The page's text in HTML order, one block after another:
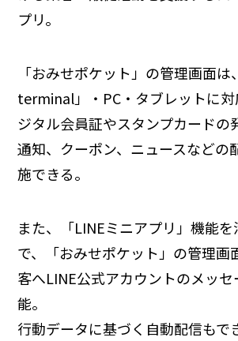
プリ。
「おみせポケット」の管理画面
terminal」・PC・タブレットに対
ジタル会員証やスタンプカードの
通知、クーポン、ニュースなどの
施できる。
また、「LINEミニアプリ」機能を
で、「おみせポケット」の管理画
客へLINE公式アカウントのメッ
能。
行動データに基づく自動配信もで